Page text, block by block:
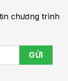
chương trình